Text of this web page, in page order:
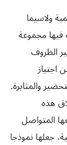
ولاسيما
فيها مجموعة
الظروف
اجتياز
والمثابرة.
هذه
المتواصل
جعلها نموذجا